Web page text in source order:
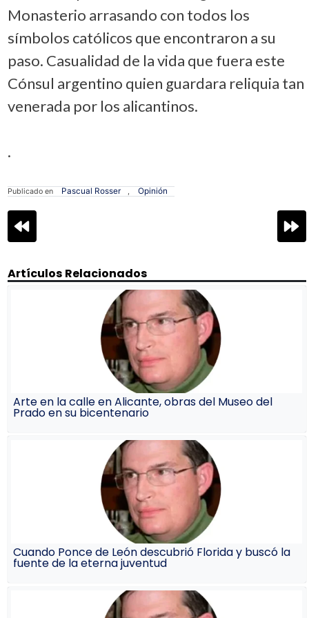
Monasterio arrasando con todos los
símbolos católicos que encontraron a su
paso. Casualidad de la vida que fuera este
Cónsul argentino quien guardara reliquia tan
venerada por los alicantinos.
.
Publicado en Pascual Rosser , Opinión
Navegación
de
Artículos Relacionados
Arte en la calle en Alicante, obras del Museo del
Prado en su bicentenario
Cuando Ponce de León descubrió Florida y buscó la
fuente de la eterna juventud